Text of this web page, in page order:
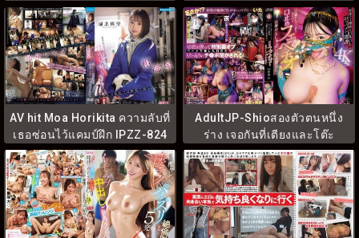
ชุด PPPE-366
339
AV hit Moa Horikita ความลับที่
เธอซ่อนไว้แคมป์ฝึก IPZZ-824
AdultJP-Shioสองตัวตนหนึ่ง
ร่าง เจอกันที่เตียงและโต๊ะ
ทำงานDLDSS-402